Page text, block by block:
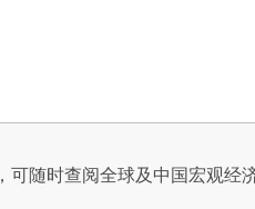
，可随时查阅全球及中国宏观经